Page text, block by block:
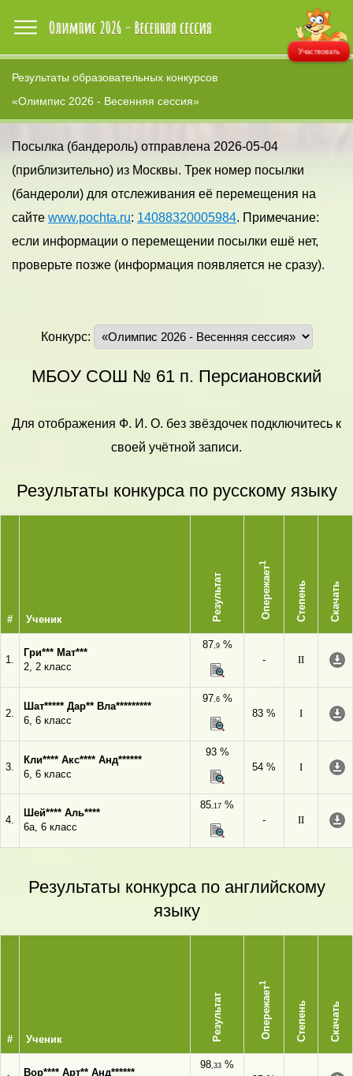
Участвовать
Результаты образовательных конкурсов
«Олимпис 2026 - Весенняя сессия»
Посылка (бандероль) отправлена 2026-05-04
(приблизительно) из Москвы. Трек номер посылки
(бандероли) для отслеживания её перемещения на
сайте www.pochta.ru: 14088320005984. Примечание:
если информации о перемещении посылки ешё нет,
проверьте позже (информация появляется не сразу).
Конкурс:
МБОУ СОШ № 61 п. Персиановский
Для отображения Ф. И. О. без звёздочек подключитесь к
своей учётной записи.
Результаты конкурса по русскому языку
# Ученик Результат Опережает
1
Степень Скачать
1.
Гри*** Мат***
2, 2 класс
87,9%
-
II
2.
Шат***** Дар** Вла*********
6, 6 класс
97,6%
83 %
I
3.
Кли**** Акс**** Анд******
6, 6 класс
93 %
54 %
I
4.
Шей**** Аль****
6а, 6 класс
85,17 %
-
II
Результаты конкурса по английскому
языку
# Ученик Результат Опережает
1
Степень Скачать
Вор**** Арт** Анд******
98,33 %